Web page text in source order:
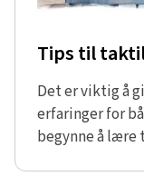
Tips til
Det er viktig å
erfaringer for
begynne å